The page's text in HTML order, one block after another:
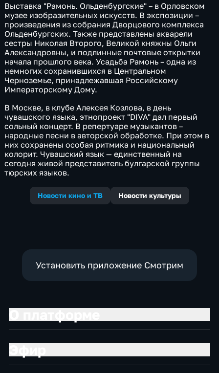
Выставка "Рамонь. Ольденбургские" – в Орловском
музее изобразительных искусств. В экспозиции –
произведения из собрания Дворцового комплекса
Ольденбургских. Также представлены акварели
сестры Николая Второго, Великой княжны Ольги
Александровны, и подлинные почтовые открытки
начала прошлого века. Усадьба Рамонь – одна из
немногих сохранившихся в Центральном
Черноземье, принадлежавшая Российскому
Императорскому Дому.
В Москве, в клубе Алексея Козлова, в день
чувашского языка, этнопроект "DIVA" дал первый
сольный концерт. В репертуаре музыкантов –
народные песни в авторской обработке. При этом в
них сохранены особая ритмика и национальный
колорит. Чувашский язык — единственный на
сегодня живой представитель булгарской группы
тюрских языков.
Новости кино и ТВ Новости культуры
Установить приложение Смотрим